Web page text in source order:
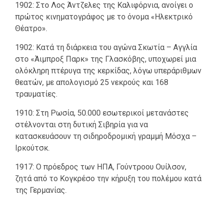
1902: Στο Λος Άντζελες της Καλιφόρνια, ανοίγει ο
πρώτος κινηματογράφος με το όνομα «Ηλεκτρικό
Θέατρο».
1902: Κατά τη διάρκεια του αγώνα Σκωτία – Αγγλία
στο «Άιμπροξ Παρκ» της Γλασκόβης, υποχωρεί μια
ολόκληρη πτέρυγα της κερκίδας, λόγω υπεράριθμων
θεατών, με απολογισμό 25 νεκρούς και 168
τραυματίες.
1910: Στη Ρωσία, 50.000 εσωτερικοί μετανάστες
στέλνονται στη δυτική Σιβηρία για να
κατασκευάσουν τη σιδηροδρομική γραμμή Μόσχα –
Ιρκούτσκ.
1917: Ο πρόεδρος των ΗΠΑ, Γούντροου Ουίλσον,
ζητά από το Κογκρέσο την κήρυξη του πολέμου κατά
της Γερμανίας.